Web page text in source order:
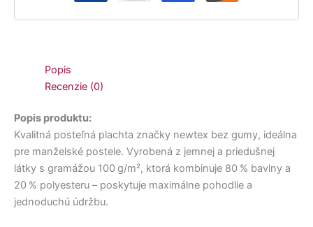
Popis
Recenzie (0)
Popis produktu:
Kvalitná posteľná plachta značky newtex bez gumy, ideálna
pre manželské postele. Vyrobená z jemnej a priedušnej
látky s gramážou 100 g/m², ktorá kombinuje 80 % bavlny a
20 % polyesteru – poskytuje maximálne pohodlie a
jednoduchú údržbu.